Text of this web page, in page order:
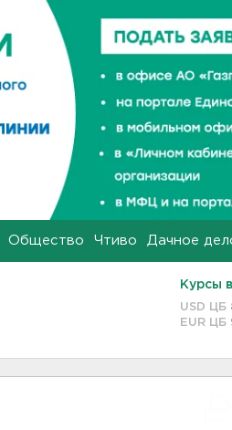
Общество Чтиво Дачное
Курсы
USD ЦБ
EUR ЦБ